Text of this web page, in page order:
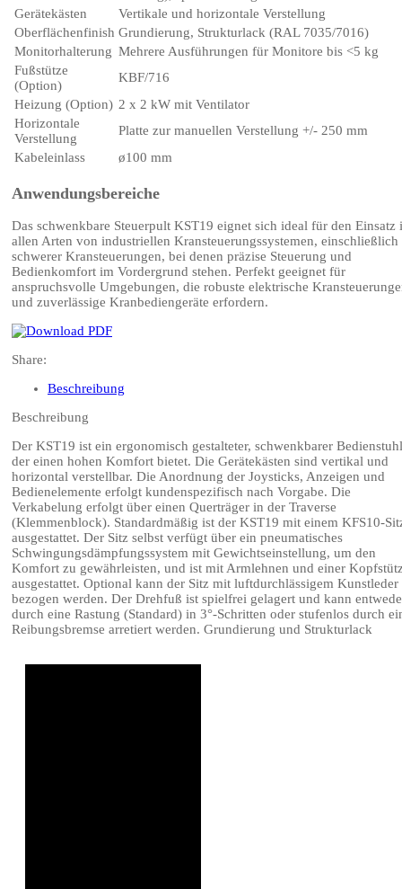
Gerätekästen
Vertikale und horizontale Verstellung
Oberflächenfinish Grundierung, Strukturlack (RAL 7035/7016)
Monitorhalterung Mehrere Ausführungen für Monitore bis <5 kg
Fußstütze
(Option)
KBF/716
Heizung (Option) 2 x 2 kW mit Ventilator
Horizontale
Verstellung
Platte zur manuellen Verstellung +/- 250 mm
Kabeleinlass
ø100 mm
Anwendungsbereiche
Das schwenkbare Steuerpult KST19 eignet sich ideal für den Einsatz
allen Arten von industriellen Kransteuerungssystemen, einschließlich
schwerer Kransteuerungen, bei denen präzise Steuerung und
Bedienkomfort im Vordergrund stehen. Perfekt geeignet für
anspruchsvolle Umgebungen, die robuste elektrische
und zuverlässige Kranbediengeräte erfordern.
Share:
Beschreibung
Beschreibung
Der KST19 ist ein ergonomisch gestalteter, schwenkbarer
der einen hohen Komfort bietet. Die Gerätekästen sind vertikal und
horizontal verstellbar. Die Anordnung der Joysticks, Anzeigen und
Bedienelemente erfolgt kundenspezifisch nach Vorgabe. Die
Verkabelung erfolgt über einen Querträger in der Traverse
(Klemmenblock). Standardmäßig ist der KST19 mit einem KFS10-
ausgestattet. Der Sitz selbst verfügt über ein pneumatisches
Schwingungsdämpfungssystem mit Gewichtseinstellung, um den
Komfort zu gewährleisten, und ist mit Armlehnen und einer
ausgestattet. Optional kann der Sitz mit luftdurchlässigem Kunstleder
bezogen werden. Der Drehfuß ist spielfrei gelagert und kann
durch eine Rastung (Standard) in 3°-Schritten oder stufenlos durch
Reibungsbremse arretiert werden. Grundierung und Strukturlack